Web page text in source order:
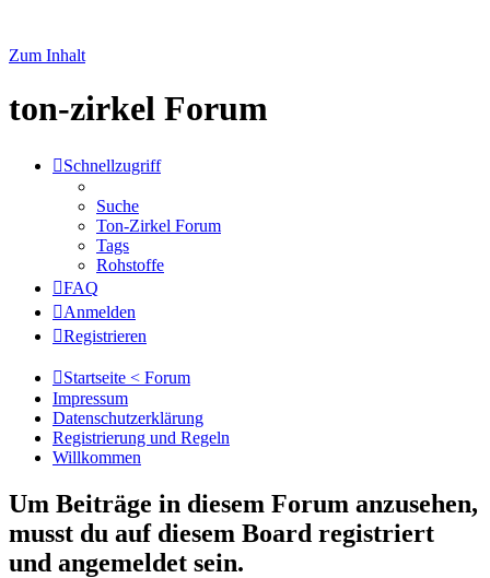
Zum Inhalt
ton-zirkel Forum
Schnellzugriff
Suche
Ton-Zirkel Forum
Tags
Rohstoffe
FAQ
Anmelden
Registrieren
Startseite < Forum
Impressum
Datenschutzerklärung
Registrierung und Regeln
Willkommen
Um Beiträge in diesem Forum anzusehen,
musst du auf diesem Board registriert
und angemeldet sein.